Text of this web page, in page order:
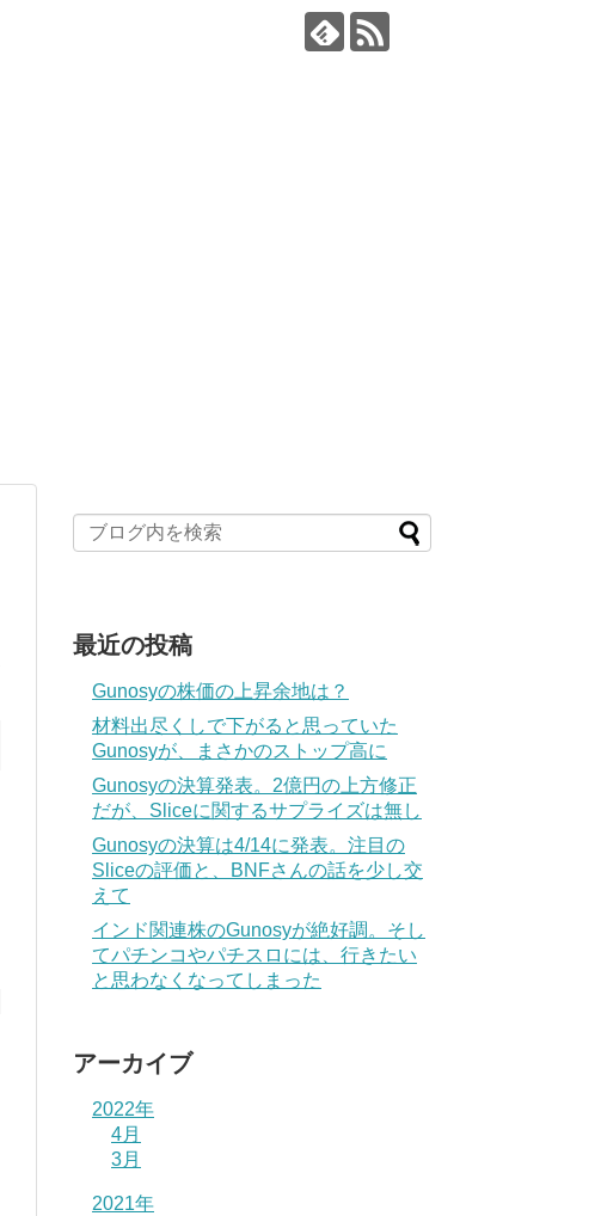
最近の投稿
Gunosyの株価の上昇余地は？
材料出尽くしで下がると思っていた
Gunosyが、まさかのストップ高に
Gunosyの決算発表。2億円の上方修正
だが、Sliceに関するサプライズは無し
Gunosyの決算は4/14に発表。注目の
Sliceの評価と、BNFさんの話を少し交
えて
インド関連株のGunosyが絶好調。そし
てパチンコやパチスロには、行きたい
と思わなくなってしまった
アーカイブ
2022年
4月
3月
2021年